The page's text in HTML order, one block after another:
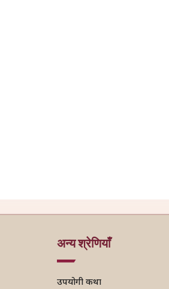
अन्य श्रेणियाँ
उपयोगी कथा